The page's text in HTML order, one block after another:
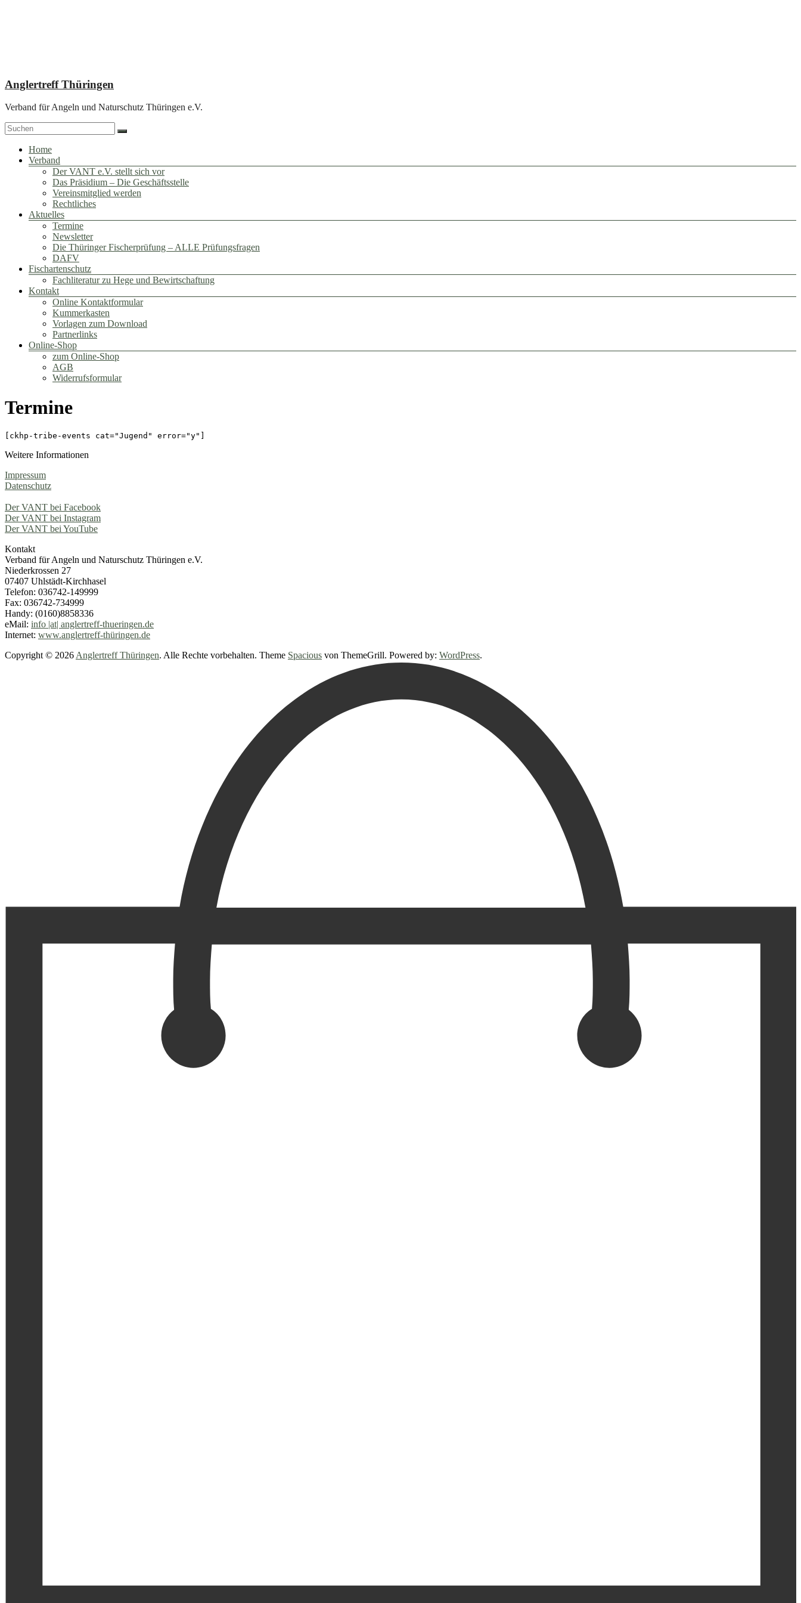
Anglertreff Thüringen
Verband für Angeln und Naturschutz Thüringen e.V.
Menü
Home
Verband
Der VANT e.V. stellt sich vor
Das Präsidium – Die Geschäftsstelle
Vereinsmitglied werden
Rechtliches
Aktuelles
Termine
Newsletter
Die Thüringer Fischerprüfung – ALLE Prüfungsfragen
DAFV
Fischartenschutz
Fachliteratur zu Hege und Bewirtschaftung
Kontakt
Online Kontaktformular
Kummerkasten
Vorlagen zum Download
Partnerlinks
Online-Shop
zum Online-Shop
AGB
Widerrufsformular
Termine
[ckhp-tribe-events cat="Jugend" error="y"]
Weitere Informationen
Impressum
Datenschutz
Der VANT bei Facebook
Der VANT bei Instagram
Der VANT bei YouTube
Kontakt
Verband für Angeln und Naturschutz Thüringen e.V.
Niederkrossen 27
07407 Uhlstädt-Kirchhasel
Telefon: 036742-149999
Fax: 036742-734999
Handy: (0160)8858336
eMail: info |at| anglertreff-thueringen.de
Internet: www.anglertreff-thüringen.de
Copyright © 2026 Anglertreff Thüringen. Alle Rechte vorbehalten. Theme Spacious von ThemeGrill. Powered by: WordPress.